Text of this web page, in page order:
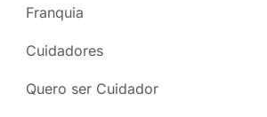
Franquia
Cuidadores
Quero ser Cuidador